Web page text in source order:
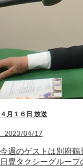
４月１６日 放送
2023/04/17
今週のゲストは別府鶴
日豊タクシーグルー